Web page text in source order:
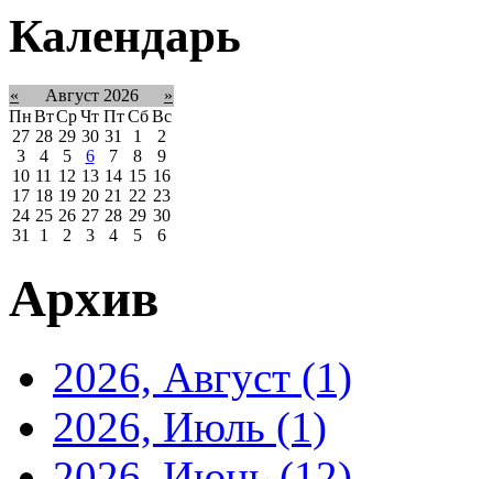
Календарь
« Август 2026
»
ПнВтСрЧт Пт Сб Вс
27 28 29 30 31 1
2
3
4 5 6 7 8
9
10 11 12 13 14 15 16
17 18 19 20 21 22 23
24 25 26 27 28 29 30
31
1 2 3 4 5 6
Архив
2026, Август (1)
2026, Июль (1)